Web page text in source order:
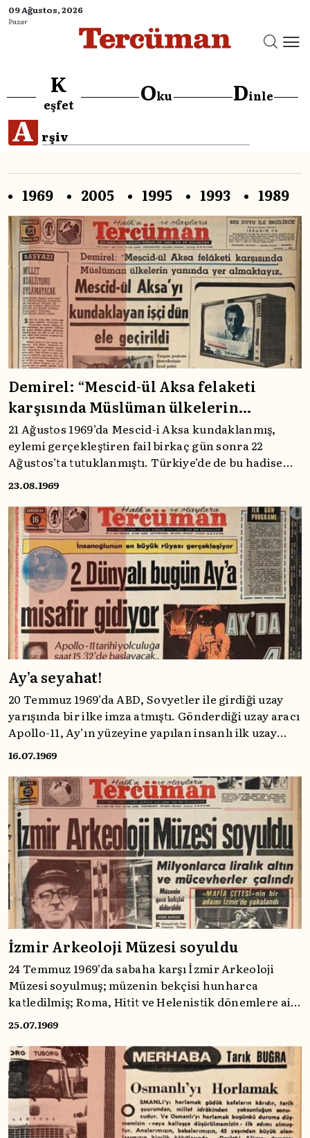
09 Ağustos, 2026
Pazar
K
eşfet Oku Dinle
A rşiv
1969 2005 1995 1993 1989
Demirel: “Mescid-ül Aksa felaketi
karşısında Müslüman ülkelerin
yanında yer almaktayız”
21 Ağustos 1969’da Mescid-i Aksa kundaklanmış,
eylemi gerçekleştiren fail birkaç gün sonra 22
Ağustos’ta tutuklanmıştı. Türkiye’de de bu hadise
tepkiyle karşılanmıştı. Ertesi gün Tercüman
23.08.1969
Ay’a seyahat!
20 Temmuz 1969’da ABD, Sovyetler ile girdiği uzay
yarışında bir ilke imza atmıştı. Gönderdiği uzay aracı
Apollo-11, Ay’ın yüzeyine yapılan insanlı ilk uzay
yolcuğunu gerçekleştirmişti. Bu seyahat,
seyahatin detaylarına Tercüman ile birlikte bakalım.
16.07.1969
İzmir Arkeoloji Müzesi soyuldu
24 Temmuz 1969’da sabaha karşı İzmir Arkeoloji
Müzesi soyulmuş; müzenin bekçisi hunharca
katledilmiş; Roma, Hitit ve Helenistik dönemlere ait
118 eser çalınmıştı. Günlerce gündemde kalan bu
verilmişti.
25.07.1969